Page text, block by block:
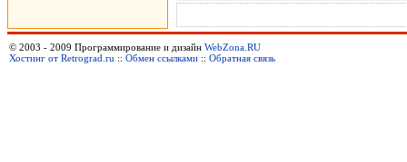
© 2003 - 2009 Программирование и дизайн WebZona.RU
Хостинг от Retrograd.ru :: Обмен ссылками :: Обратная связь